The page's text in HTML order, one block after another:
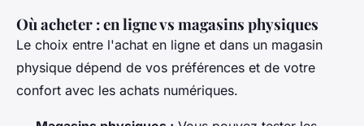
Où acheter : en ligne vs magasins physiques
Le choix entre l'achat en ligne et dans un magasin
physique dépend de vos préférences et de votre
confort avec les achats numériques.